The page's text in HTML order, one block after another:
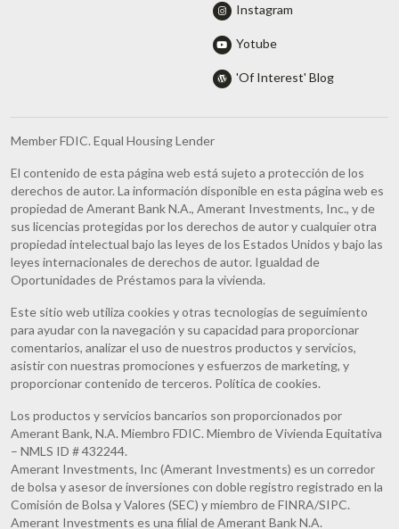
Instagram
Yotube
'Of Interest' Blog
Member FDIC. Equal Housing Lender
El contenido de esta página web está sujeto a protección de los
derechos de autor. La información disponible en esta página web es
propiedad de Amerant Bank N.A., Amerant Investments, Inc., y de
sus licencias protegidas por los derechos de autor y cualquier otra
propiedad intelectual bajo las leyes de los Estados Unidos y bajo las
leyes internacionales de derechos de autor. Igualdad de
Oportunidades de Préstamos para la vivienda.
Este sitio web utiliza cookies y otras tecnologías de seguimiento
para ayudar con la navegación y su capacidad para proporcionar
comentarios, analizar el uso de nuestros productos y servicios,
asistir con nuestras promociones y esfuerzos de marketing, y
proporcionar contenido de terceros. Política de cookies.
Los productos y servicios bancarios son proporcionados por
Amerant Bank, N.A. Miembro FDIC. Miembro de Vivienda Equitativa
– NMLS ID # 432244.
Amerant Investments, Inc (Amerant Investments) es un corredor
de bolsa y asesor de inversiones con doble registro registrado en la
Comisión de Bolsa y Valores (SEC) y miembro de FINRA/SIPC.
Amerant Investments es una filial de Amerant Bank N.A.